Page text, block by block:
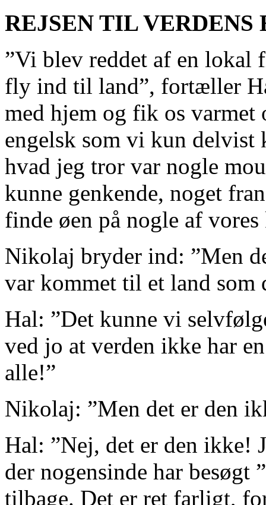
REJSEN TIL VERDENS
”Vi blev reddet af en lokal
fly ind til land”, fortæller
med hjem og fik os
engelsk som vi kun delvist
hvad jeg tror var nogle
kunne genkende, noget
finde øen på nogle af
Nikolaj bryder ind: ”Men
var kommet til et land som
Hal: ”Det kunne vi
ved jo at verden ikke har
alle!”
Nikolaj: ”Men det er den
Hal: ”Nej, det er den ikke!
der nogensinde har besøgt
tilbage. Det er ret farligt,